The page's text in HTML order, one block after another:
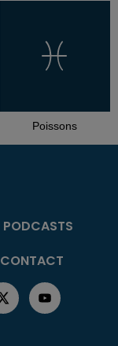
Poissons
PODCASTS
CONTACT